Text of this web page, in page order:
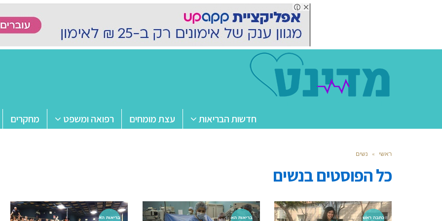
חדשות הבריאות עצת מומחים רפואה ומשפט מחקרים
ראשי » נשים
כל הפוסטים בנשים
כתבה ראש
בריאות הא
בריאות הא